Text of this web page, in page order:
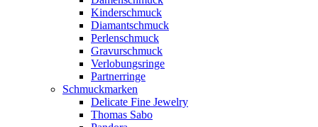
Kinderschmuck
Diamantschmuck
Perlenschmuck
Gravurschmuck
Verlobungsringe
Partnerringe
Schmuckmarken
Delicate Fine Jewelry
Thomas Sabo